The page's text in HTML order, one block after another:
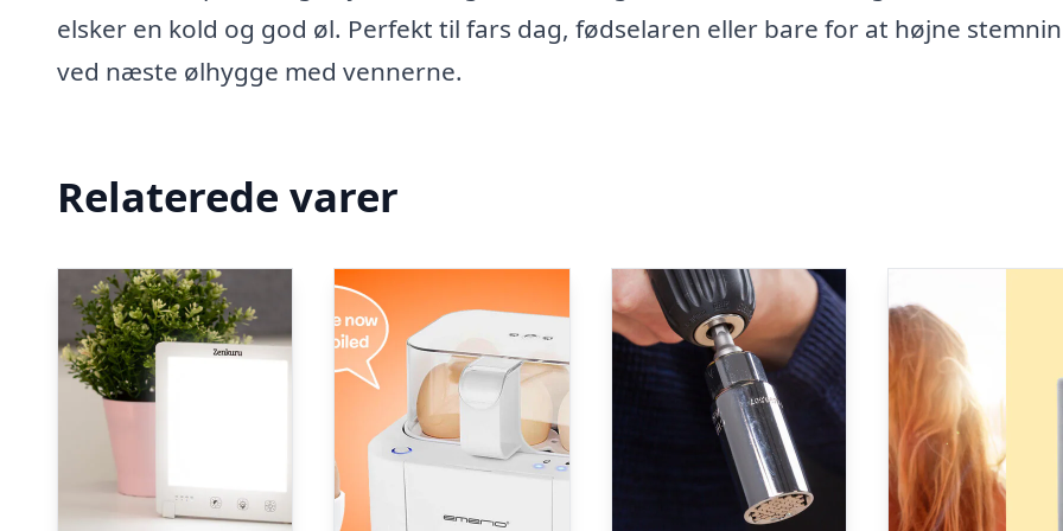
elsker en kold og god øl. Perfekt til fars dag, fødselaren eller bare for at højne
ved næste ølhygge med vennerne.
Relaterede varer